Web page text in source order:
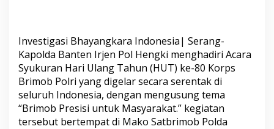
Loyalitas
Personel
Investigasi Bhayangkara Indonesia| Serang-
Kapolda Banten Irjen Pol Hengki menghadiri Acara
Syukuran Hari Ulang Tahun (HUT) ke-80 Korps
Brimob Polri yang digelar secara serentak di
seluruh Indonesia, dengan mengusung tema
“Brimob Presisi untuk Masyarakat.” kegiatan
tersebut bertempat di Mako Satbrimob Polda